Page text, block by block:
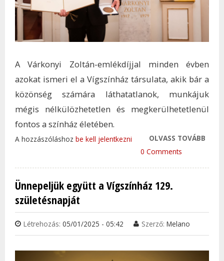
A Várkonyi Zoltán-emlékdíjjal minden évben
azokat ismeri el a Vígszínház társulata, akik bár a
közönség számára láthatatlanok, munkájuk
mégis nélkülözhetetlen és megkerülhetetlenül
fontos a színház életében.
OLVASS TOVÁBB
A hozzászóláshoz be kell jelentkezni
0 Comments
Ünnepeljük együtt a Vígszínház 129.
születésnapját
Létrehozás: 05/01/2025 - 05:42 Szerző: Melano